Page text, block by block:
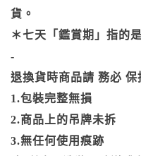
貨。
＊七天「鑑賞期」指的
-
退換貨時商品請 務必 保
1.包裝完整無損
2.商品上的吊牌未拆
3.無任何使用痕跡